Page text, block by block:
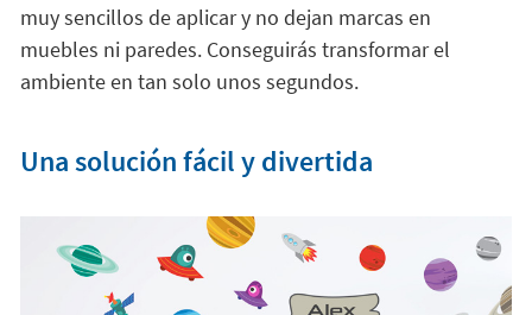
muy sencillos de aplicar y no dejan marcas en
muebles ni paredes. Conseguirás transformar el
ambiente en tan solo unos segundos.
Una solución fácil y divertida